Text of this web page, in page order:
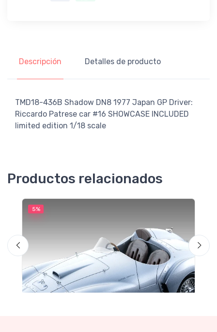
Descripción Detalles de producto
TMD18-436B Shadow DN8 1977 Japan GP Driver:
Riccardo Patrese car #16 SHOWCASE INCLUDED
limited edition 1/18 scale
Productos relacionados
5%